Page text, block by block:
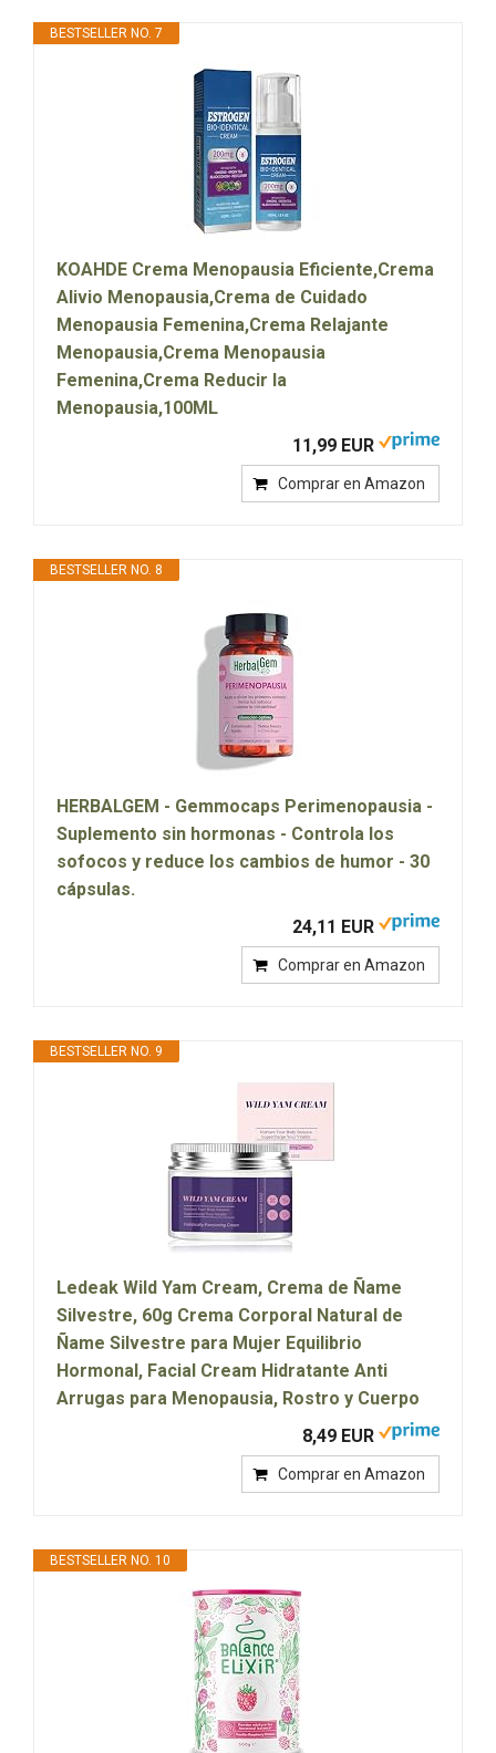
BESTSELLER NO. 7
KOAHDE Crema Menopausia Eficiente,Crema
Alivio Menopausia,Crema de Cuidado
Menopausia Femenina,Crema Relajante
Menopausia,Crema Menopausia
Femenina,Crema Reducir la
Menopausia,100ML
11,99 EUR
Comprar en Amazon
BESTSELLER NO. 8
HERBALGEM - Gemmocaps Perimenopausia -
Suplemento sin hormonas - Controla los
sofocos y reduce los cambios de humor - 30
cápsulas.
24,11 EUR
Comprar en Amazon
BESTSELLER NO. 9
Ledeak Wild Yam Cream, Crema de Ñame
Silvestre, 60g Crema Corporal Natural de
Ñame Silvestre para Mujer Equilibrio
Hormonal, Facial Cream Hidratante Anti
Arrugas para Menopausia, Rostro y Cuerpo
8,49 EUR
Comprar en Amazon
BESTSELLER NO. 10